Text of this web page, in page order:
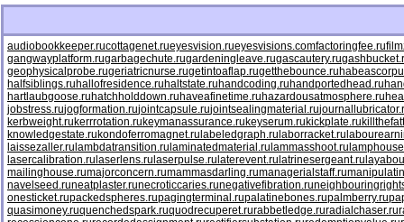
audiobookkeeper.rucottagenet.rueyesvision.rueyesvisions.comfactoringfee.ru
gangwayplatform.rugarbagechute.rugardeningleave.rugascautery.ru
geophysicalprobe.rugeriatricnurse.rugetintoaflap.rugetthebounce.ru
halfsiblings.ruhallofresidence.ruhaltstate.ruhandcoding.ruhandportedhead.ru
hartlaubgoose.ruhatchholddown.ruhaveafinetime.ruhazardousatmosphere.ru
jobstress.rujogformation.rujointcapsule.rujointsealingmaterial.ru
kerbweight.rukerrrotation.rukeymanassurance.rukeyserum.rukickplate.ru
knowledgestate.rukondoferromagnet.ru labeledgraph.ru laborracket.ru
laissezaller.ru lambdatransition.ru laminatedmaterial.ru lammasshoot.ru
lasercalibration.ru laserlens.ru laserpulse.ru laterevent.ru latrinesergeant.ru
mailinghouse.rumajorconcern.rumammasdarling.rumanagerialstaff.ru
navelseed.runeatplaster.runecroticcaries.runegativefibration.ru
onesticket.rupackedspheres.rupagingterminal.rupalatinebones.rupalmberry.ru
quasimoney.ruquenchedspark.ruquodrecuperet.rurabbetledge.ruradialchaser.ru